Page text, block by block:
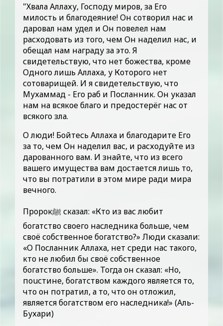
"Хвала Аллаху, Господу миров, за Его
милость и благодеяние! Он сотворил нас и
даровал нам удел и Он повелел нам
расходовать из того, чем Он наделил нас, и
обещал нам награду за это. Я
свидетельствую, что нет божества, кроме
Одного лишь Аллаха, у Которого нет
сотоварищей. И я свидетельствую, что
Мухаммад - Его раб и Посланник. Он указал
нам на всякое благо и предостерёг нас от
всякого зла.
О люди! Бойтесь Аллаха и благодарите Его
за то, чем Он наделил вас, и расходуйте из
дарованного вам. И знайте, что из всего
вашего имущества вам достается лишь то,
что вы потратили в этом мире ради мира
вечного.
Пророкﷺ сказал: «Кто из вас любит
богатство своего наследника больше, чем
своё собственное богатство?» Люди сказали:
«О Посланник Аллаха, нет среди нас такого,
кто не любил бы своё собственное
богатство больше». Тогда он сказал: «Но,
поuстине, богатством каждого является то,
что он потратил, а то, что он отложил,
является богатством его наследника!» (Аль-
Бухари)